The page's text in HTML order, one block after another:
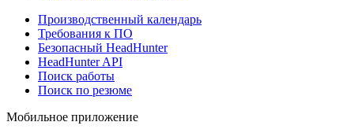
Производственный календарь
Требования к ПО
Безопасный HeadHunter
HeadHunter API
Поиск работы
Поиск по резюме
Мобильное приложение